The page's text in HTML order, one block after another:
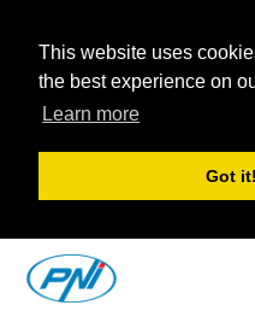
This website uses
the best experience on
Learn more
Got it!
Inhalt
springen